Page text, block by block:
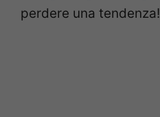
perdere una tendenza!